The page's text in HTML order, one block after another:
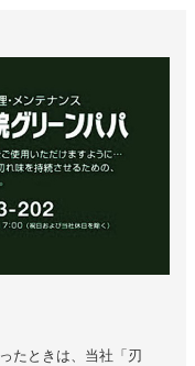
たときは、当社「刃